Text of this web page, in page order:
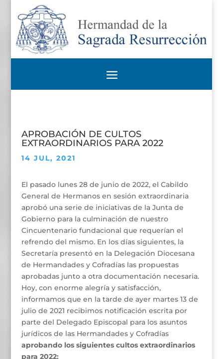
APROBACIÓN DE CULTOS
EXTRAORDINARIOS PARA 2022
14 JUL, 2021
El pasado lunes 28 de junio de 2022, el Cabildo
General de Hermanos en sesión extraordinaria
aprobó una serie de iniciativas de la Junta de
Gobierno para la culminación de nuestro
Cincuentenario fundacional que requerían el
refrendo del mismo. En los días siguientes, la
Secretaría presentó en la Delegación Diocesana
de Hermandades y Cofradías las propuestas
aprobadas junto a otra documentación necesaria.
Hoy, con enorme alegría y satisfacción,
informamos que en la tarde de ayer martes 13 de
julio de 2021 recibimos notificación escrita por
parte del Delegado Episcopal para los asuntos
jurídicos de las Hermandades y Cofradías
aprobando los siguientes cultos extraordinarios
para 2022: